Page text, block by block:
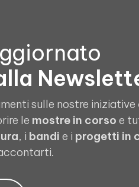
sulle nostre iniziative
le mostre in corso e
, i bandi e i progetti in